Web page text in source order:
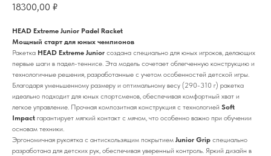
18300,00 ₽
HEAD Extreme Junior Padel Racket
Мощный старт для юных чемпионов
Ракетка HEAD Extreme Junior создана специально для юных игроков, делающих
первые шаги в падел-теннисе. Эта модель сочетает облегченную конструкцию и
технологичные решения, разработанные с учетом особенностей детской игры.
Благодаря уменьшенному размеру и оптимальному весу (290-310 г) ракетка
идеально подходит для юных спортсменов, обеспечивая комфортный хват и
легкое управление. Прочная композитная конструкция с технологией Soft
Impact гарантирует мягкий контакт с мячом, что особенно важно при обучении
основам техники.
Эргономичная рукоятка с антискользящим покрытием Junior Grip специально
разработана для детских рук, обеспечивая уверенный контроль. Яркий дизайн в